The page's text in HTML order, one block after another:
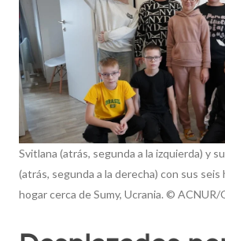
Svitlana (atrás, segunda a la izquierda) y
(atrás, segunda a la derecha) con sus seis
hogar cerca de Sumy, Ucrania. © ACNUR/